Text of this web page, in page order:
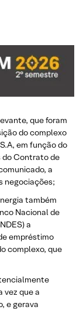
que foram
do complexo
em função do
do Contrato de
a
negociações;
também
Nacional de
a
empréstimo
complexo, que
vez que a
e gerava